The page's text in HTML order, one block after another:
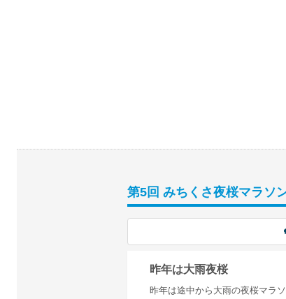
第5回 みちくさ夜桜マラソ
昨年は大雨夜桜
昨年は途中から大雨の夜桜マラ